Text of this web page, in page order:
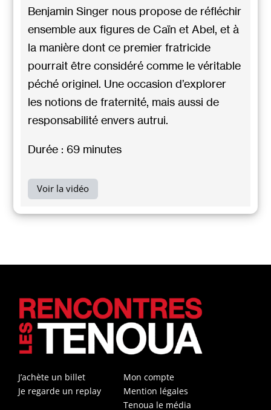
Benjamin Singer nous propose de réfléchir
ensemble aux figures de Caïn et Abel, et à
la manière dont ce premier fratricide
pourrait être considéré comme le véritable
péché originel. Une occasion d’explorer
les notions de fraternité, mais aussi de
responsabilité envers autrui.
Durée : 69 minutes
Voir la vidéo
J’achète un billet
Je regarde un replay
Mon compte
Mention légales
Tenoua le média